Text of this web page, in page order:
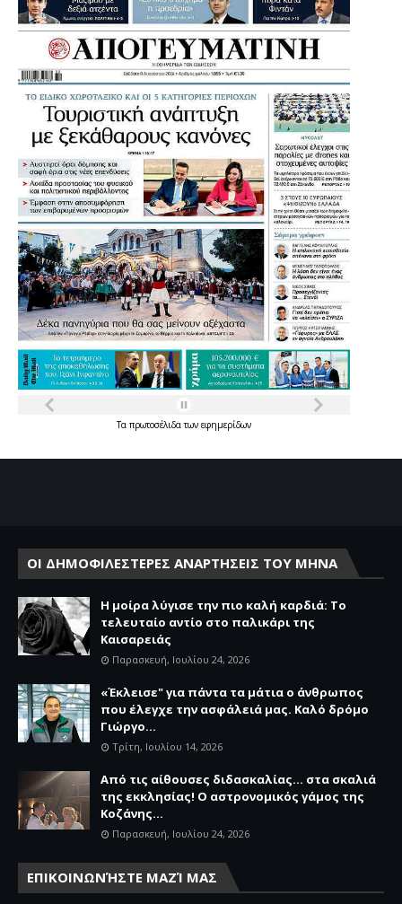
Τα πρωτοσέλιδατων εφημερίδων
ΟΙ ΔΗΜΟΦΙΛΕΣΤΕΡΕΣ ΑΝΑΡΤΗΣΕΙΣ ΤΟΥ ΜΗΝΑ
Η μοίρα λύγισε την πιο καλή καρδιά: Το
τελευταίο αντίο στο παλικάρι της
Καισαρειάς
Παρασκευή, Ιουλίου 24, 2026
«Έκλεισε" για πάντα τα μάτια ο άνθρωπος
που έλεγχε την ασφάλειά μας. Καλό δρόμο
Γιώργο...
Τρίτη, Ιουλίου 14, 2026
Από τις αίθουσες διδασκαλίας… στα σκαλιά
της εκκλησίας! Ο αστρονομικός γάμος της
Κοζάνης...
Παρασκευή, Ιουλίου 24, 2026
ΕΠΙΚΟΙΝΩΝΉΣΤΕ ΜΑΖΊ ΜΑΣ